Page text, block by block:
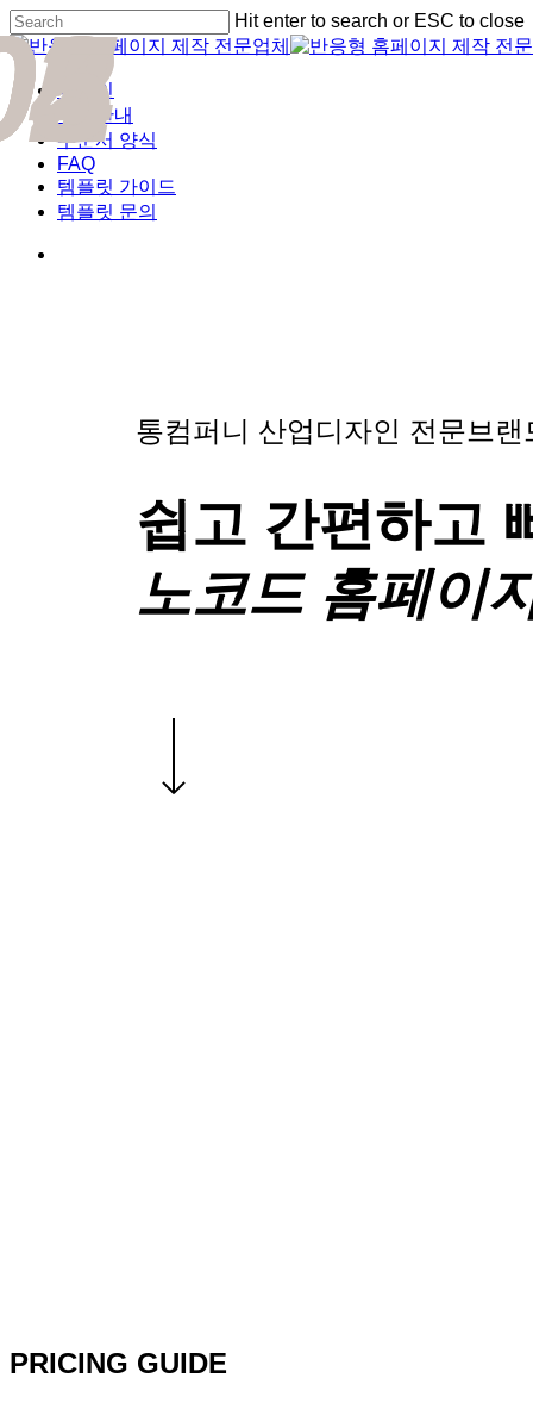
Skip
to
main
content
Hit enter to search or ESC to close
Close
Search
Menu
디자인
비용안내
주문서 양식
FAQ
템플릿 가이드
템플릿 문의
통컴퍼니 산업디자인 전문브
쉽고 간편하고
노코드 홈페이
PRICING GUIDE